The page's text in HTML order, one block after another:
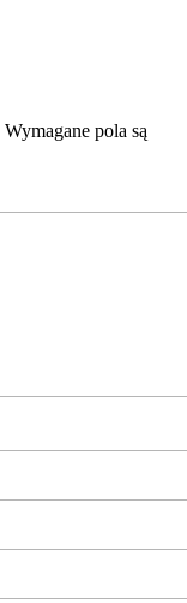
Wymagane pola są